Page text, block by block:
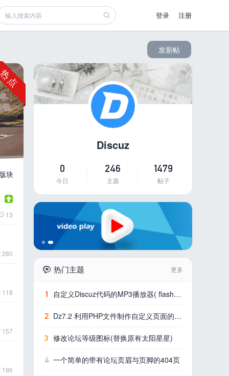
登录 注册
发新帖
,
,
威兔 SNS 简洁模板
[title=1]模版简介[/title] 模版概况：模版采用
自动生成相结合的方式，模版管理全部在管理
准度以 1px 为标准，布局采用 SNS 垂直社区
块
13
280
118
157
196
Discuz
0
今日
246
主题
1479
帖子
热门主题 更多
1 自定义Discuz代码的MP3播放器( flash版 )
2 Dz7.2 利用PHP文件制作自定义页面的简单方法
3 修改论坛等级图标(替换原有太阳星星)
4 一个简单的带有论坛页眉与页脚的404页